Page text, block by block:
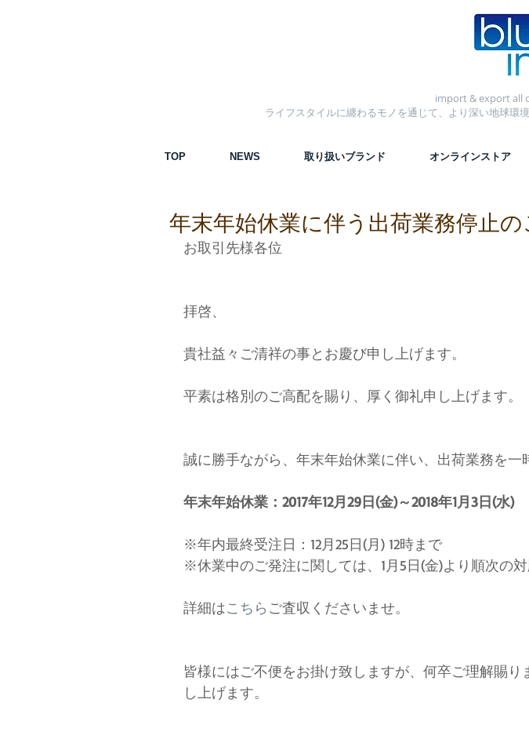
import & exportall
ライフスタイルに纏わるモノを通じて、より深い地球
TOP NEWS 取り扱いブランド オンラインストア
年末年始休業に伴う出荷業務停止の
お取引先様各位​
拝啓、
貴社益々ご清祥の事とお慶び申し上げます。
平素は格別のご高配を賜り、厚く御礼申し上げます。
誠に勝手ながら、年末年始休業に伴い、出荷業務を一
年末年始休業：2017年12月29日(金)～2018年1月3日(水)
※年内最終受注日：12月25日(月) 12時まで
※休業中のご発注に関しては、1月5日(金)より順次の対
詳細はこちら ご査収くださいませ。
皆様にはご不便をお掛け致しますが、何卒ご理解賜り
し上げます。